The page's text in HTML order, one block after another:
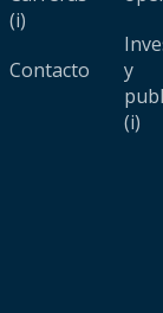
(i)
Contacto
y
(i)